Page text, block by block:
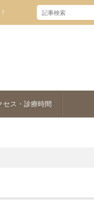
セス・診療時間